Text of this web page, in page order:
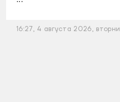
16:27, 4 августа 2026,